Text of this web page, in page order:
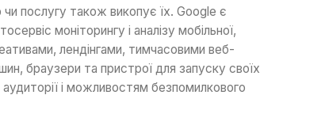
послугу також викопує їх. Google є
моніторингу і аналізу мобільної,
лендінгами, тимчасовими веб-
браузери та пристрої для запуску своїх
і можливостям безпомилкового